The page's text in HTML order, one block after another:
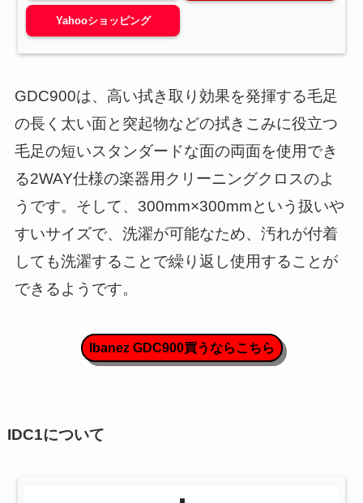
Yahooショッピング
GDC900は、高い拭き取り効果を発揮する毛足
の長く太い面と突起物などの拭きこみに役立つ
毛足の短いスタンダードな面の両面を使用でき
る2WAY仕様の楽器用クリーニングクロスのよ
うです。そして、300mm×300mmという扱いや
すいサイズで、洗濯が可能なため、汚れが付着
しても洗濯することで繰り返し使用することが
できるようです。
Ibanez GDC900買うならこちら
IDC1について